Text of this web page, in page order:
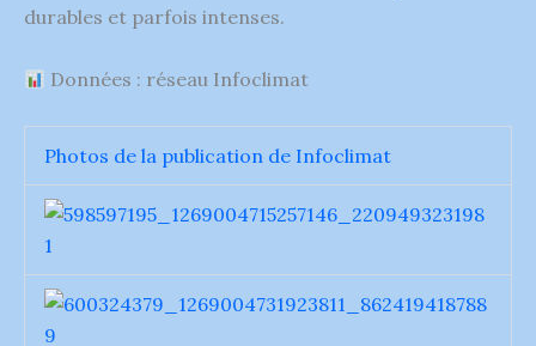
durables et parfois intenses.
Données : réseau Infoclimat
Photos de la publication de Infoclimat